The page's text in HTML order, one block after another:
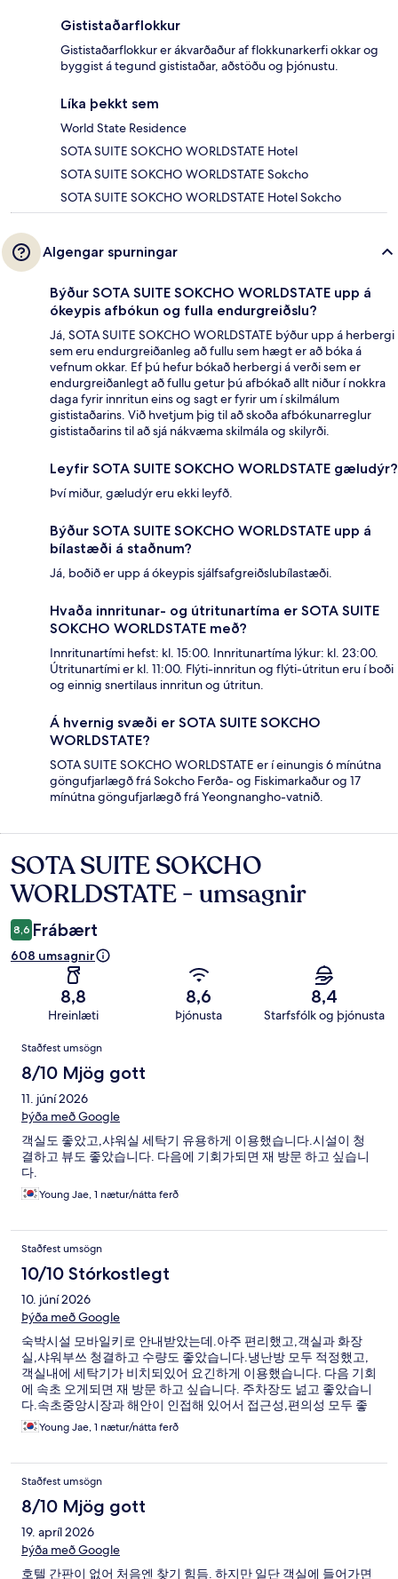
Gististaðarflokkur
Gististaðarflokkur er ákvarðaður af flokkunarkerfi okkar og
byggist á tegund gististaðar, aðstöðu og þjónustu.
Líka þekkt sem
World State Residence
SOTA SUITE SOKCHO WORLDSTATE Hotel
SOTA SUITE SOKCHO WORLDSTATE Sokcho
SOTA SUITE SOKCHO WORLDSTATE Hotel Sokcho
Algengar spurningar
Býður SOTA SUITE SOKCHO WORLDSTATE upp á
ókeypis afbókun og fulla endurgreiðslu?
Já, SOTA SUITE SOKCHO WORLDSTATE býður upp á herbergi
sem eru endurgreiðanleg að fullu sem hægt er að bóka á
vefnum okkar. Ef þú hefur bókað herbergi á verði sem er
endurgreiðanlegt að fullu getur þú afbókað allt niður í nokkra
daga fyrir innritun eins og sagt er fyrir um í skilmálum
gististaðarins. Við hvetjum þig til að skoða afbókunarreglur
gististaðarins til að sjá nákvæma skilmála og skilyrði.
Leyfir SOTA SUITE SOKCHO WORLDSTATE gæludýr?
Því miður, gæludýr eru ekki leyfð.
Býður SOTA SUITE SOKCHO WORLDSTATE upp á
bílastæði á staðnum?
Já, boðið er upp á ókeypis sjálfsafgreiðslubílastæði.
Hvaða innritunar- og útritunartíma er SOTA SUITE
SOKCHO WORLDSTATE með?
Innritunartími hefst: kl. 15:00. Innritunartíma lýkur: kl. 23:00.
Útritunartími er kl. 11:00. Flýti-innritun og flýti-útritun eru í boði
og einnig snertilaus innritun og útritun.
Á hvernig svæði er SOTA SUITE SOKCHO
WORLDSTATE?
SOTA SUITE SOKCHO WORLDSTATE er í einungis 6 mínútna
göngufjarlægð frá Sokcho Ferða- og Fiskimarkaður og 17
mínútna göngufjarlægð frá Yeongnangho-vatnið.
Umsagnir
SOTA SUITE SOKCHO
WORLDSTATE - umsagnir
8,6 Frábært
608 umsagnir
8,8
Hreinlæti
8,6
Þjónusta
8,4
Starfsfólk og þjónusta
Umsagnir
Staðfest umsögn
8/10 Mjög gott
11. júní 2026
Þýða með Google
객실도 좋았고,샤워실 세탁기 유용하게 이용했습니다.시설이 청
결하고 뷰도 좋았습니다. 다음에 기회가되면 재 방문 하고 싶습니
다.
Young Jae, 1 nætur/nátta ferð
Staðfest umsögn
10/10 Stórkostlegt
10. júní 2026
Þýða með Google
숙박시설 모바일키로 안내받았는데.아주 편리했고,객실과 화장
실,샤워부쓰 청결하고 수량도 좋았습니다.냉난방 모두 적정했고,
객실내에 세탁기가 비치되있어 요긴하게 이용했습니다. 다음 기회
에 속초 오게되면 재 방문 하고 싶습니다. 주차장도 넖고 좋았습니
다.속초중앙시장과 해안이 인접해 있어서 접근성,편의성 모두 좋
았습니다.
Young Jae, 1 nætur/nátta ferð
Staðfest umsögn
8/10 Mjög gott
19. apríl 2026
Þýða með Google
호텔 간판이 없어 처음엔 찾기 힘듬. 하지만 일단 객실에 들어가면